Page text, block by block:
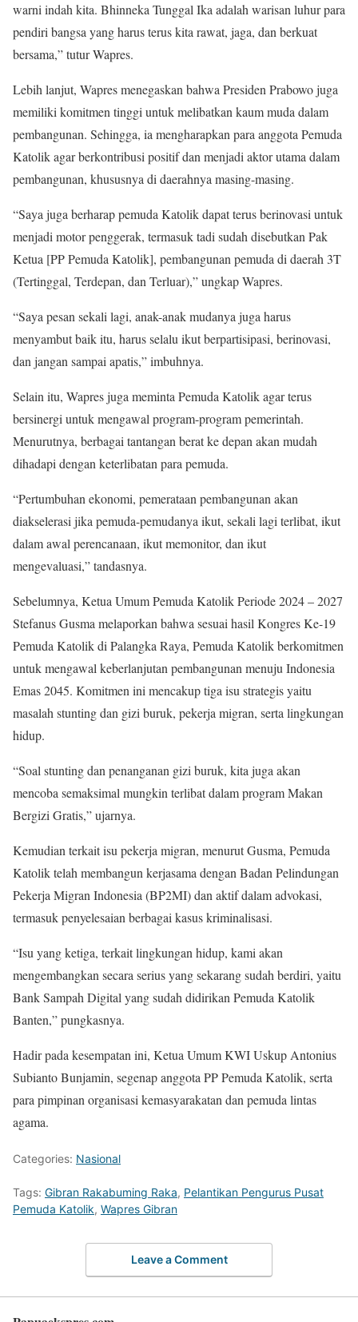
warni indah kita. Bhinneka Tunggal Ika adalah warisan luhur para
pendiri bangsa yang harus terus kita rawat, jaga, dan berkuat
bersama,” tutur Wapres.
Lebih lanjut, Wapres menegaskan bahwa Presiden Prabowo juga
memiliki komitmen tinggi untuk melibatkan kaum muda dalam
pembangunan. Sehingga, ia mengharapkan para anggota Pemuda
Katolik agar berkontribusi positif dan menjadi aktor utama dalam
pembangunan, khususnya di daerahnya masing-masing.
“Saya juga berharap pemuda Katolik dapat terus berinovasi untuk
menjadi motor penggerak, termasuk tadi sudah disebutkan Pak
Ketua [PP Pemuda Katolik], pembangunan pemuda di daerah 3T
(Tertinggal, Terdepan, dan Terluar),” ungkap Wapres.
“Saya pesan sekali lagi, anak-anak mudanya juga harus
menyambut baik itu, harus selalu ikut berpartisipasi, berinovasi,
dan jangan sampai apatis,” imbuhnya.
Selain itu, Wapres juga meminta Pemuda Katolik agar terus
bersinergi untuk mengawal program-program pemerintah.
Menurutnya, berbagai tantangan berat ke depan akan mudah
dihadapi dengan keterlibatan para pemuda.
“Pertumbuhan ekonomi, pemerataan pembangunan akan
diakselerasi jika pemuda-pemudanya ikut, sekali lagi terlibat, ikut
dalam awal perencanaan, ikut memonitor, dan ikut
mengevaluasi,” tandasnya.
Sebelumnya, Ketua Umum Pemuda Katolik Periode 2024 – 2027
Stefanus Gusma melaporkan bahwa sesuai hasil Kongres Ke-19
Pemuda Katolik di Palangka Raya, Pemuda Katolik berkomitmen
untuk mengawal keberlanjutan pembangunan menuju Indonesia
Emas 2045. Komitmen ini mencakup tiga isu strategis yaitu
masalah stunting dan gizi buruk, pekerja migran, serta lingkungan
hidup.
“Soal stunting dan penanganan gizi buruk, kita juga akan
mencoba semaksimal mungkin terlibat dalam program Makan
Bergizi Gratis,” ujarnya.
Kemudian terkait isu pekerja migran, menurut Gusma, Pemuda
Katolik telah membangun kerjasama dengan Badan Pelindungan
Pekerja Migran Indonesia (BP2MI) dan aktif dalam advokasi,
termasuk penyelesaian berbagai kasus kriminalisasi.
“Isu yang ketiga, terkait lingkungan hidup, kami akan
mengembangkan secara serius yang sekarang sudah berdiri, yaitu
Bank Sampah Digital yang sudah didirikan Pemuda Katolik
Banten,” pungkasnya.
Hadir pada kesempatan ini, Ketua Umum KWI Uskup Antonius
Subianto Bunjamin, segenap anggota PP Pemuda Katolik, serta
para pimpinan organisasi kemasyarakatan dan pemuda lintas
agama.
Categories: Nasional
Tags: Gibran Rakabuming Raka, Pelantikan Pengurus Pusat
Pemuda Katolik, Wapres Gibran
Leave a Comment